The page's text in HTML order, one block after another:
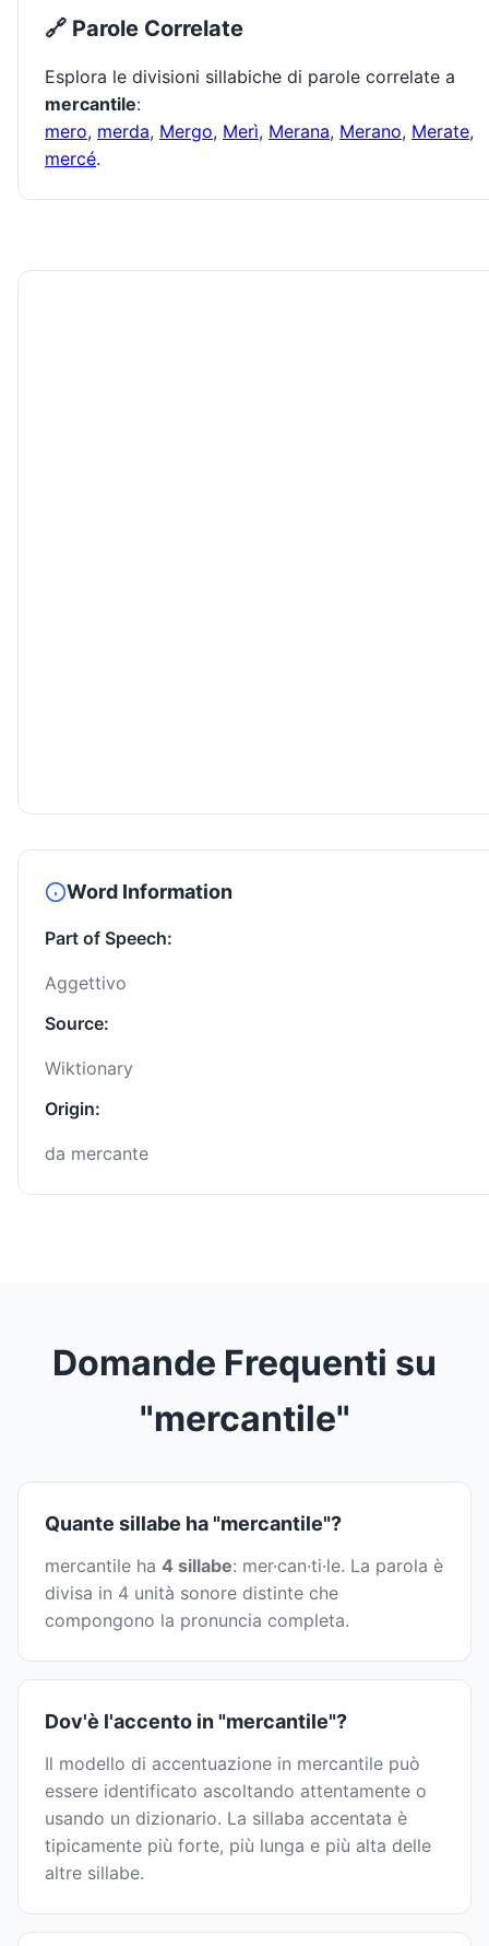
🔗 Parole Correlate
Esplora le divisioni sillabiche di parole correlate a
mercantile:
mero, merda, Mergo, Merì, Merana, Merano, Merate,
mercé.
Word Information
Part of Speech:
Aggettivo
Source:
Wiktionary
Origin:
da mercante
Domande Frequenti su
"mercantile"
Quante sillabe ha "mercantile"?
mercantile ha 4 sillabe: mer·can·ti·le. La parola è
divisa in 4 unità sonore distinte che
compongono la pronuncia completa.
Dov'è l'accento in "mercantile"?
Il modello di accentuazione in mercantile può
essere identificato ascoltando attentamente o
usando un dizionario. La sillaba accentata è
tipicamente più forte, più lunga e più alta delle
altre sillabe.